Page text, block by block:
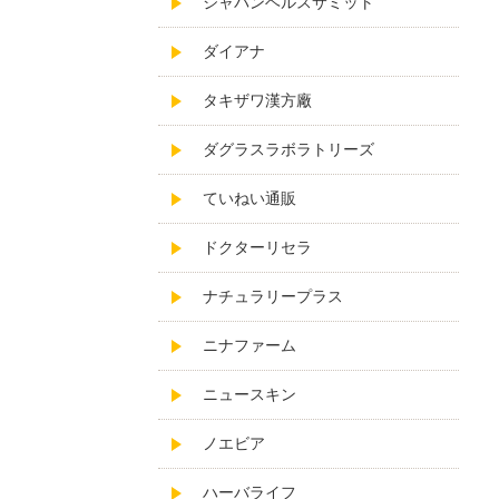
ダイアナ
タキザワ漢方廠
ダグラスラボラトリーズ
ていねい通販
ドクターリセラ
ナチュラリープラス
ニナファーム
ニュースキン
ノエビア
ハーバライフ